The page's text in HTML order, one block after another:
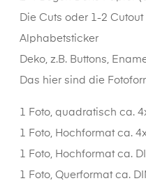
Die Cuts oder 1-2 Cutout
Alphabetsticker
Deko, z.B. Buttons,
Das hier sind die
1 Foto, quadratisch ca.
1 Foto, Hochformat ca.
1 Foto, Hochformat ca.
1 Foto, Querformat ca.